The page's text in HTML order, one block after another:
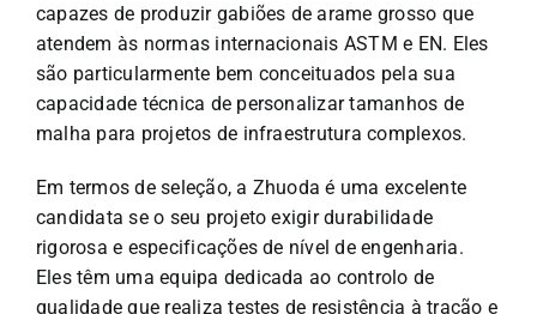
capazes de produzir gabiões de arame grosso que
atendem às normas internacionais ASTM e EN. Eles
são particularmente bem conceituados pela sua
capacidade técnica de personalizar tamanhos de
malha para projetos de infraestrutura complexos.
Em termos de seleção, a Zhuoda é uma excelente
candidata se o seu projeto exigir durabilidade
rigorosa e especificações de nível de engenharia.
Eles têm uma equipa dedicada ao controlo de
qualidade que realiza testes de resistência à tração e